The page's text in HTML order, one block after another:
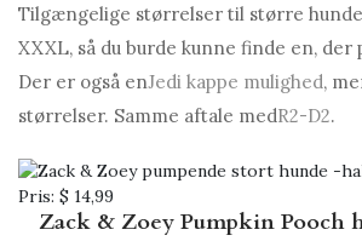
Tilgængelige størrelser til større
XXXL, så du burde kunne finde en, der
Der er også enJedi kappe mulighed,
størrelser. Samme aftale medR2-D2.
Pris: $ 14,99
Zack & Zoey Pumpkin Pooch